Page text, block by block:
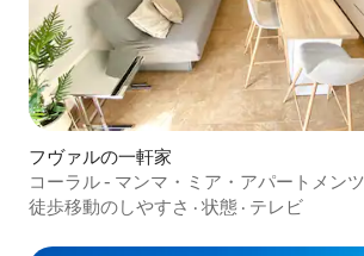
フヴァルの一軒家
コーラル - マンマ・ミア・アパートメンツ
徒歩移動のしやすさ · 状態 · テレビ